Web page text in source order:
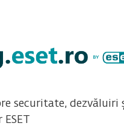
securitate, dezvăluiri